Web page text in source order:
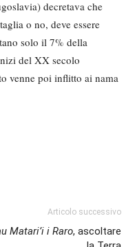
decretava che
o no, deve essere
solo il 7% della
del XX secolo
venne poi inflitto ai nama
Articolo successivo
Matari’i i Raro, ascoltare